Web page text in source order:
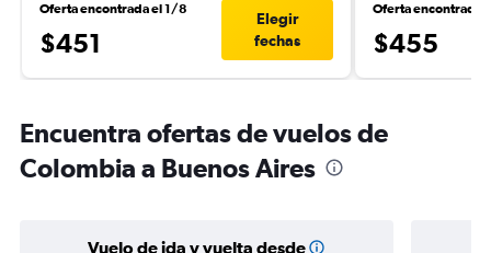
Oferta encontrada el 1/8
$451
Elegir
fechas
Oferta encontrada
$455
Encuentra ofertas de vuelos de
Colombia a Buenos Aires
Vuelo de ida y vuelta desde